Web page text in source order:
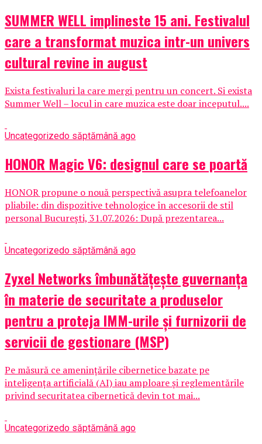
SUMMER WELL implineste 15 ani. Festivalul
care a transformat muzica intr-un univers
cultural revine in august
Exista festivaluri la care mergi pentru un concert. Si exista
Summer Well – locul in care muzica este doar inceputul....
Uncategorizedo săptămână ago
HONOR Magic V6: designul care se poartă
HONOR propune o nouă perspectivă asupra telefoanelor
pliabile: din dispozitive tehnologice în accesorii de stil
personal București, 31.07.2026: După prezentarea...
Uncategorizedo săptămână ago
Zyxel Networks îmbunătățește guvernanța
în materie de securitate a produselor
pentru a proteja IMM-urile și furnizorii de
servicii de gestionare (MSP)
Pe măsură ce amenințările cibernetice bazate pe
inteligența artificială (AI) iau amploare și reglementările
privind securitatea cibernetică devin tot mai...
Uncategorizedo săptămână ago